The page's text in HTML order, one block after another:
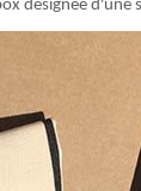
designée d'une